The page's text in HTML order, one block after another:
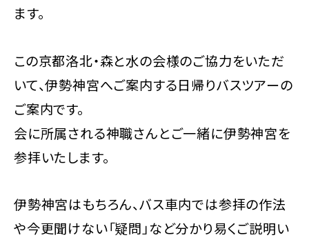
ます。
この京都洛北・森と水の会様のご協力をいただ
いて、伊勢神宮へご案内する日帰りバスツアーの
ご案内です。
会に所属される神職さんとご一緒に伊勢神宮を
参拝いたします。
伊勢神宮はもちろん、バス車内では参拝の作法
や今更聞けない「疑問」など分かり易くご説明い